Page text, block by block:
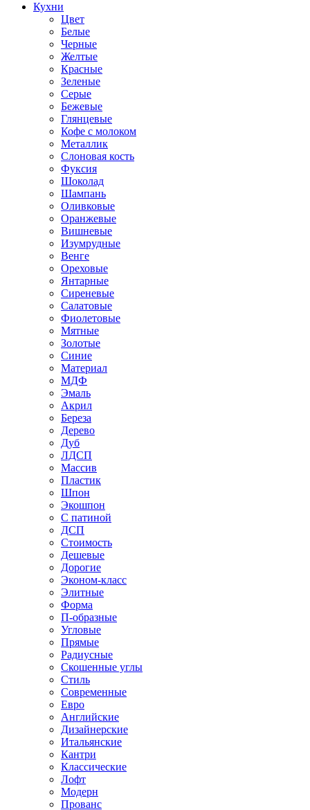
Кухни
Цвет
Белые
Черные
Желтые
Красные
Зеленые
Серые
Бежевые
Глянцевые
Кофе с молоком
Металлик
Слоновая кость
Фуксия
Шоколад
Шампань
Оливковые
Оранжевые
Вишневые
Изумрудные
Венге
Ореховые
Янтарные
Сиреневые
Салатовые
Фиолетовые
Мятные
Золотые
Синие
Материал
МДФ
Эмаль
Акрил
Береза
Дерево
Дуб
ЛДСП
Массив
Пластик
Шпон
Экошпон
С патиной
ДСП
Стоимость
Дешевые
Дорогие
Эконом-класс
Элитные
Форма
П-образные
Угловые
Прямые
Радиусные
Скошенные углы
Стиль
Современные
Евро
Английские
Дизайнерские
Итальянские
Кантри
Классические
Лофт
Модерн
Прованс